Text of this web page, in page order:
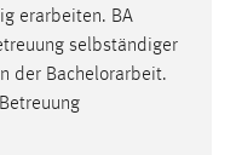
erarbeiten. BA
selbständiger
der Bachelorarbeit.